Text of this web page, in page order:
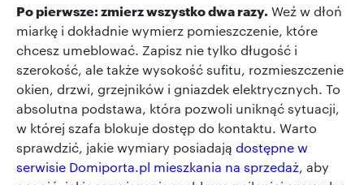
Po pierwsze: zmierz wszystko dwa razy. Weź w dłoń
miarkę i dokładnie wymierz pomieszczenie, które
chcesz umeblować. Zapisz nie tylko długość i
szerokość, ale także wysokość sufitu, rozmieszczenie
okien, drzwi, grzejników i gniazdek elektrycznych. To
absolutna podstawa, która pozwoli uniknąć sytuacji,
w której szafa blokuje dostęp do kontaktu. Warto
sprawdzić, jakie wymiary posiadają dostępne w
serwisie Domiporta.pl mieszkania na sprzedaż, aby